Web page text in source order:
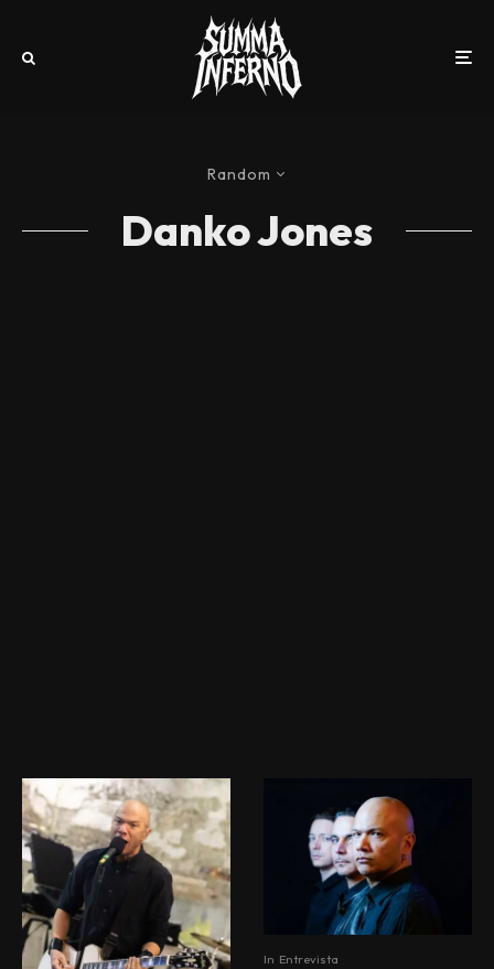
Random
Danko Jones
In Entrevista